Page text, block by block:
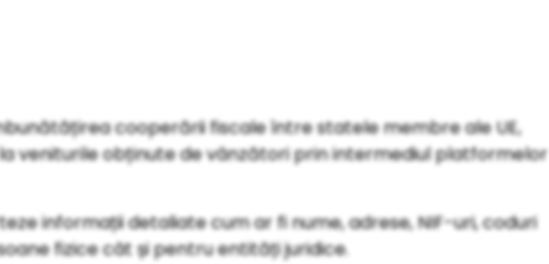
cooperării fiscale între statele membre ale UE,
veniturile obținute de vânzători prin intermediul platformelor
informații detaliate cum ar fi nume, adrese, NIF-uri, coduri
fizice cât și pentru entități juridice.